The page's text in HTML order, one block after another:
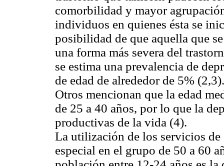
comorbilidad y mayor
individuos en quienes ésta se
posibilidad de que aquella que
una forma más severa del
se estima una prevalencia de
de edad de alrededor de 5% (2,3).
Otros mencionan que la edad
de 25 a 40 años, por lo que la
productivas de la vida (4).
La utilización de los servicios de
especial en el grupo de 50 a 60